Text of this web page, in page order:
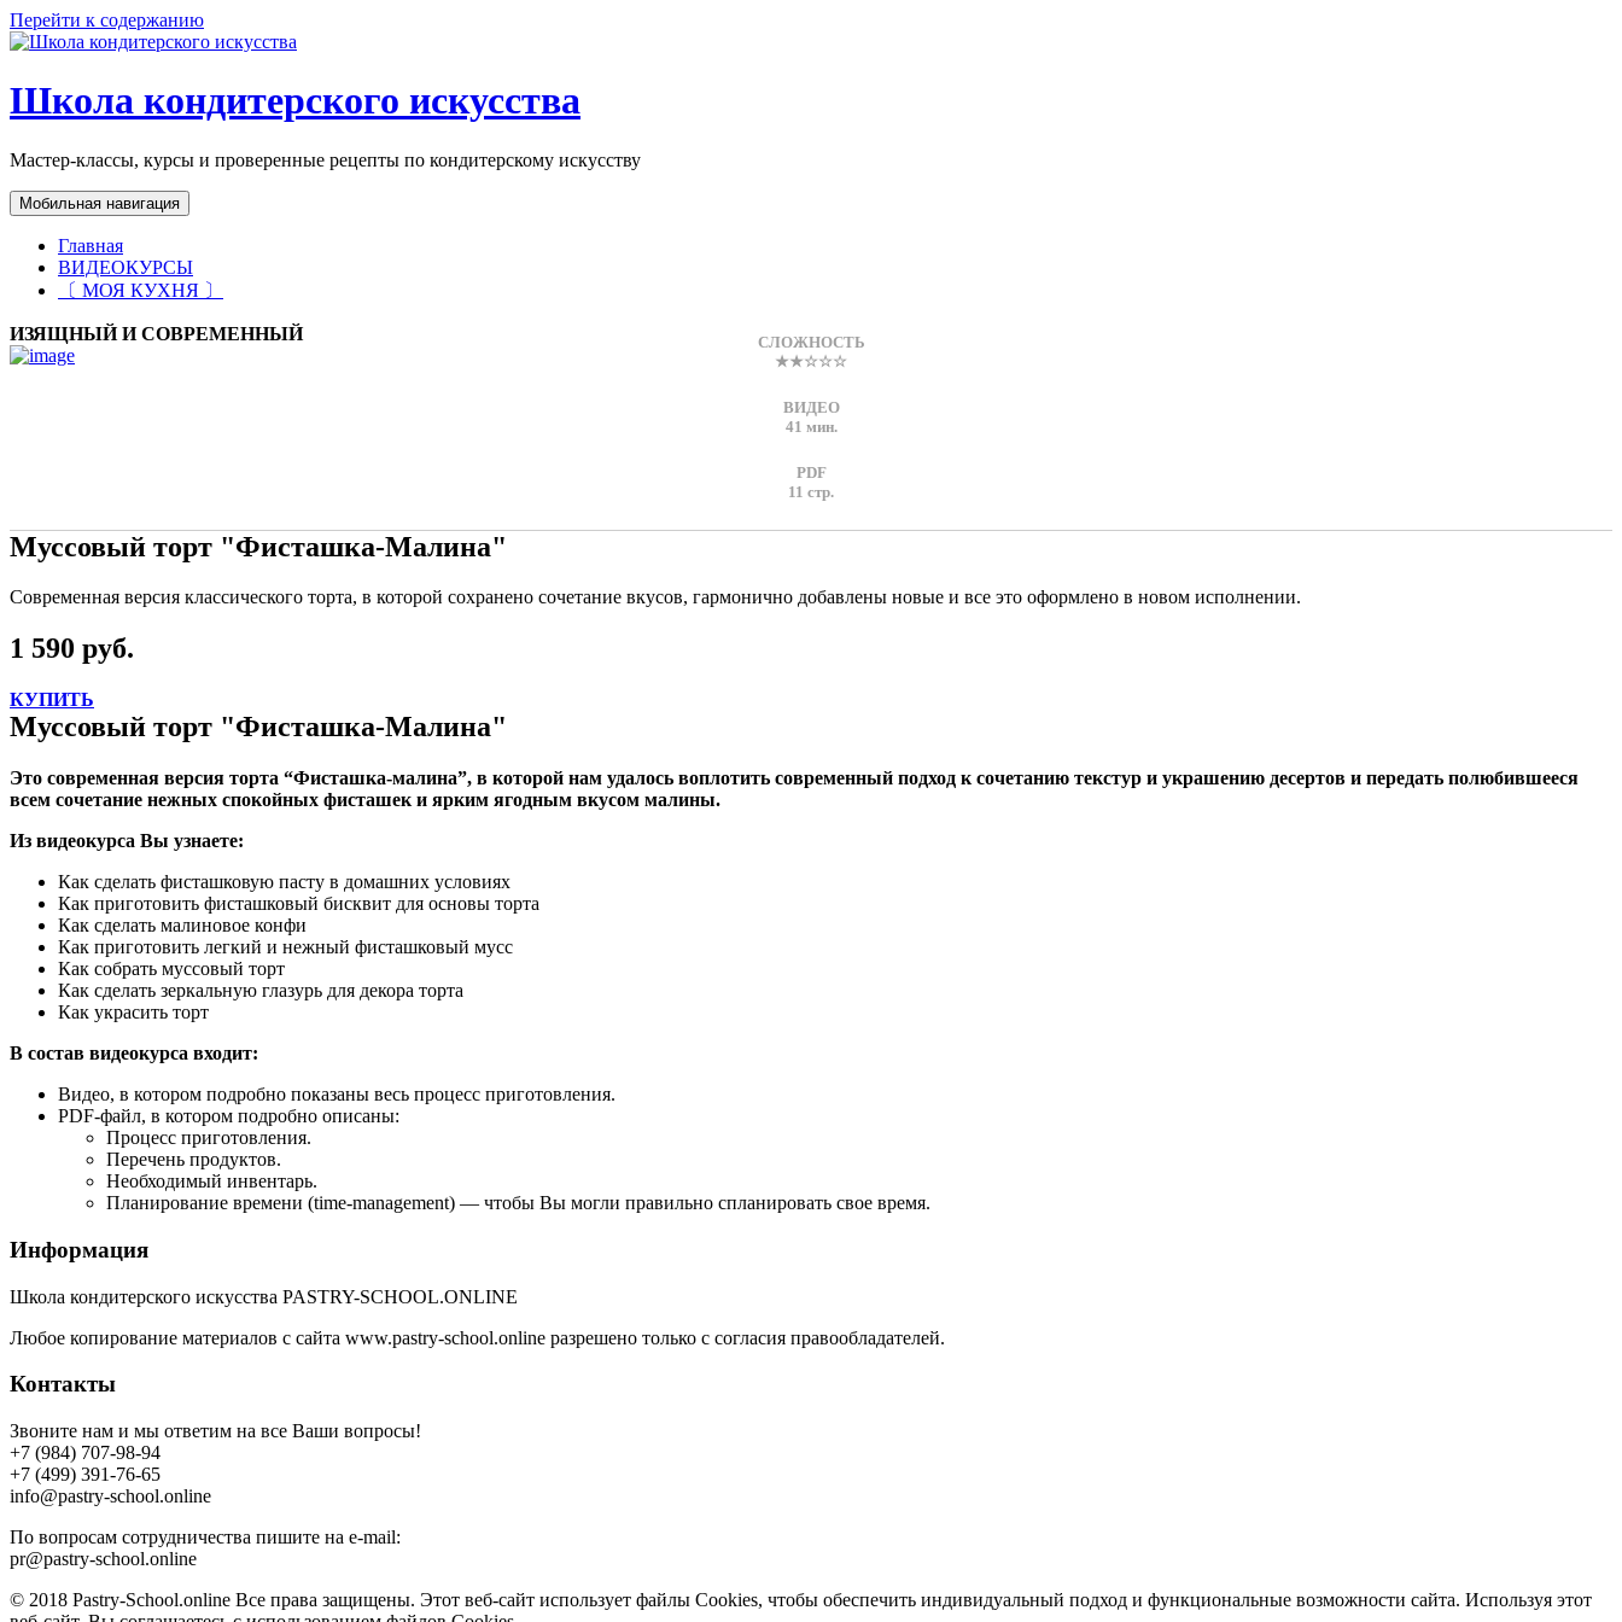
Перейти к содержанию
Школа кондитерского искусства
Мастер-классы, курсы и проверенные рецепты по кондитерскому искусству
Мобильная навигация
Главная
ВИДЕОКУРСЫ
〔 МОЯ КУХНЯ 〕
ИЗЯЩНЫЙ И СОВРЕМЕННЫЙ
СЛОЖНОСТЬ
★★☆☆☆
ВИДЕО
41 мин.
PDF
11 стр.
Муссовый торт "Фисташка-Малина"
Современная версия классического торта, в которой сохранено сочетание вкусов, гармонично добавлены новые и все это оформлено в новом исполнении.
1 590 руб.
КУПИТЬ
Муссовый торт "Фисташка-Малина"
Это современная версия торта “Фисташка-малина”, в которой нам удалось воплотить современный подход к сочетанию текстур и украшению десертов и передать полюбившееся
всем сочетание нежных спокойных фисташек и ярким ягодным вкусом малины.
Из видеокурса Вы узнаете:
Как сделать фисташковую пасту в домашних условиях
Как приготовить фисташковый бисквит для основы торта
Как сделать малиновое конфи
Как приготовить легкий и нежный фисташковый мусс
Как собрать муссовый торт
Как сделать зеркальную глазурь для декора торта
Как украсить торт
В состав видеокурса входит:
Видео, в котором подробно показаны весь процесс приготовления.
PDF-файл, в котором подробно описаны:
Процесс приготовления.
Перечень продуктов.
Необходимый инвентарь.
Планирование времени (time-management) — чтобы Вы могли правильно спланировать свое время.
Информация
Школа кондитерского искусства PASTRY-SCHOOL.ONLINE
Любое копирование материалов с сайта www.pastry-school.online разрешено только с согласия правообладателей.
Контакты
Звоните нам и мы ответим на все Ваши вопросы!
+7 (984) 707-98-94
+7 (499) 391-76-65
info@pastry-school.online
По вопросам сотрудничества пишите на e-mail:
pr@pastry-school.online
© 2018 Pastry-School.online Все права защищены. Этот веб-сайт использует файлы Cookies, чтобы обеспечить индивидуальный подход и функциональные возможности сайта. Используя этот